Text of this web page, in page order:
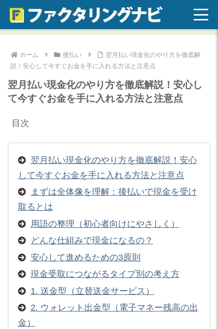
ホーム 後払い
翌月払い現金化のやり方を徹底解
説！安心して今すぐお金を手に入れる方法と注意点
翌月払い現金化のやり方を徹底解説！安心し
て今すぐお金を手に入れる方法と注意点
目次
翌月払い現金化のやり方を徹底解説！安心
して今すぐお金を手に入れる方法と注意点
まずは全体像を理解：後払いで現金を受け
取るとは
用語の整理（初心者向けにやさしく）
どんな仕組みで現金になるの？
安心して進めるための3原則
現金受取につながるタイプ別の考え方
1. 送金型（立替送金サービス）
2. ウォレット出金型（電子マネー残高の出
金）